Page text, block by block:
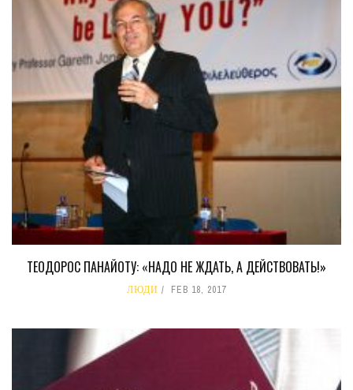
ТЕОДОРОС ПАНАЙОТУ: «НАДО НЕ ЖДАТЬ, А ДЕЙСТВОВАТЬ!»
ЛЮДИ FEB 18, 2017